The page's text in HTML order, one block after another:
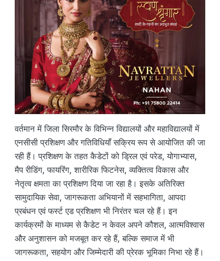
वर्तमान में जिला सिरमौर के विभिन्न विद्यालयों और महाविद्यालयों में
एनसीसी प्रशिक्षण और गतिविधियाँ सक्रिय रूप से आयोजित की जा
रही हैं। प्रशिक्षण के तहत कैडेटों को ड्रिल एवं परेड, योगाभ्यास,
मैप रीडिंग, फायरिंग, शारीरिक फिटनेस, व्यक्तित्व विकास और
नेतृत्व क्षमता का प्रशिक्षण दिया जा रहा है। इसके अतिरिक्त
सामुदायिक सेवा, जागरूकता अभियानों में सहभागिता, आपदा
प्रबंधन एवं फर्स्ट एड प्रशिक्षण भी निरंतर चल रहे हैं। इन
कार्यक्रमों के माध्यम से कैडेट न केवल अपने कौशल, आत्मविश्वास
और अनुशासन को मजबूत कर रहे हैं, बल्कि समाज में भी
जागरूकता, सहयोग और जिम्मेदारी की प्रेरक भूमिका निभा रहे हैं।